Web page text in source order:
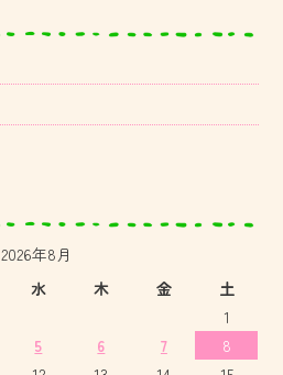
2026年8月
水 木 金
土
1
5 6 7
8